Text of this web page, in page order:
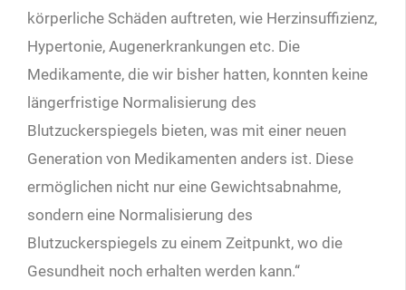
körperliche Schäden auftreten, wie Herzinsuffizienz,
Hypertonie, Augenerkrankungen etc. Die
Medikamente, die wir bisher hatten, konnten keine
längerfristige Normalisierung des
Blutzuckerspiegels bieten, was mit einer neuen
Generation von Medikamenten anders ist. Diese
ermöglichen nicht nur eine Gewichtsabnahme,
sondern eine Normalisierung des
Blutzuckerspiegels zu einem Zeitpunkt, wo die
Gesundheit noch erhalten werden kann.“